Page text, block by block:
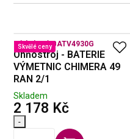
Skvělé ceny
Kód zboží:BATV4930G
Ohňostroj - BATERIE
VÝMETNIC CHIMERA 49
RAN 2/1
Skladem
2 178 Kčs DPH
-